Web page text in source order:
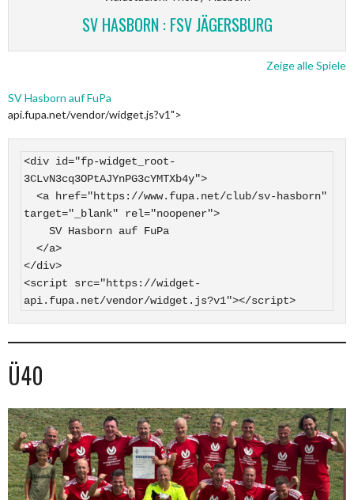
SV HASBORN : FSV JÄGERSBURG
Zeige alle Spiele
SV Hasborn auf FuPa
api.fupa.net/vendor/widget.js?v1">
<div id="fp-widget_root-
3CLvN3cq3OPtAJYnPG3cYMTXb4y">
target="_blank" rel="noopener">
</div>
<script src="https://widget-
api.fupa.net/vendor/widget.js?v1"></script>
Ü40